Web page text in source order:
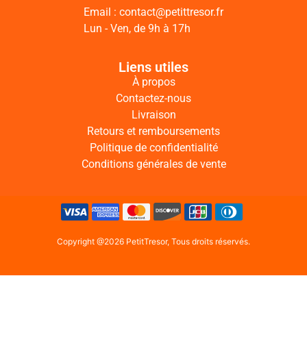
Email : contact@petittresor.fr
Lun - Ven, de 9h à 17h
Liens utiles
À propos
Contactez-nous
Livraison
Retours et remboursements
Politique de confidentialité
Conditions générales de vente
Copyright @2026 PetitTresor, Tous droits réservés.